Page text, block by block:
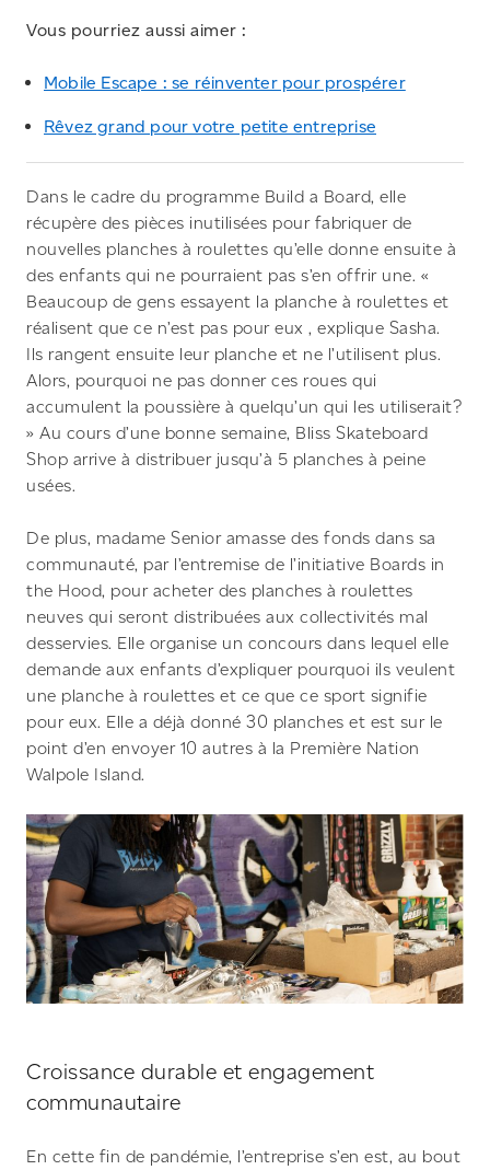
Vous pourriez aussi aimer :
Mobile Escape : se réinventer pour prospérer
Rêvez grand pour votre petite entreprise
Dans le cadre du programme Build a Board, elle
récupère des pièces inutilisées pour fabriquer de
nouvelles planches à roulettes qu’elle donne ensuite à
des enfants qui ne pourraient pas s’en offrir une. «
Beaucoup de gens essayent la planche à roulettes et
réalisent que ce n’est pas pour eux , explique Sasha.
Ils rangent ensuite leur planche et ne l’utilisent plus.
Alors, pourquoi ne pas donner ces roues qui
accumulent la poussière à quelqu’un qui les utiliserait?
» Au cours d’une bonne semaine, Bliss Skateboard
Shop arrive à distribuer jusqu’à 5 planches à peine
usées.
De plus, madame Senior amasse des fonds dans sa
communauté, par l’entremise de l’initiative Boards in
the Hood, pour acheter des planches à roulettes
neuves qui seront distribuées aux collectivités mal
desservies. Elle organise un concours dans lequel elle
demande aux enfants d’expliquer pourquoi ils veulent
une planche à roulettes et ce que ce sport signifie
pour eux. Elle a déjà donné 30 planches et est sur le
point d’en envoyer 10 autres à la Première Nation
Walpole Island.
Croissance durable et engagement
communautaire
En cette fin de pandémie, l’entreprise s’en est, au bout